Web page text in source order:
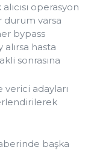
operasyon
durum varsa
bypass
alırsa hasta
sonrasına
verici adayları
başka